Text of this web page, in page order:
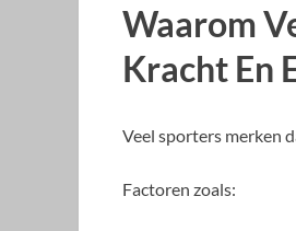
Waarom
Kracht En
Veel sporters merken
Factoren zoals: